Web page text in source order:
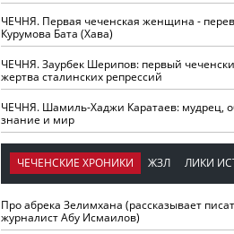
ЧЕЧНЯ. Первая чеченская женщина -
Курумова Бата (Хава)
ЧЕЧНЯ. Заурбек Шерипов: первый
жертва сталинских репрессий
ЧЕЧНЯ. Шамиль-Хаджи Каратаев: мудрец,
знание и мир
ЧЕЧЕНСКИЕ ХРОНИКИ ЖЗЛ ЛИКИ
Про абрека Зелимхана (рассказывает
журналист Абу Исмаилов)